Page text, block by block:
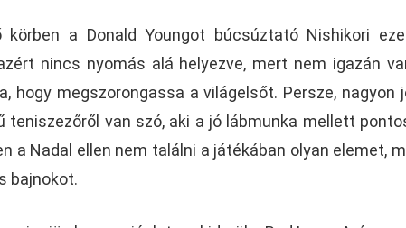
körben a Donald Youngot búcsúztató Nishikori
nincs nyomás alá helyezve, mert nem igazán
hogy megszorongassa a világelsőt. Persze, nagyon
teniszezőről van szó, aki a jó lábmunka mellett
a Nadal ellen nem találni a játékában olyan elemet,
bajnokot.